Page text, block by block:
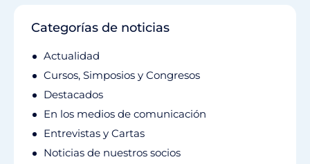
Categorías de noticias
Actualidad
Cursos, Simposios y Congresos
Destacados
En los medios de comunicación
Entrevistas y Cartas
Noticias de nuestros socios